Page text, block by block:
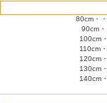
80cm・
90cm
100cm
110cm
120cm
130cm
140cm